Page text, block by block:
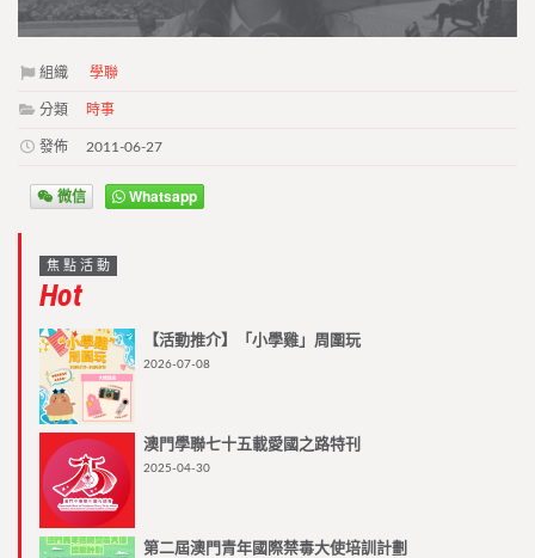
組織 學聯
分類 時事
發佈 2011-06-27
微信 Whatsapp
焦點活動
Hot
【活動推介】「小學雞」周圍玩
2026-07-08
澳門學聯七十五載愛國之路特刊
2025-04-30
第二屆澳門青年國際禁毒大使培訓計劃